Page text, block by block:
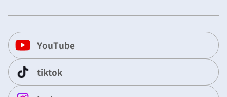
YouTube
tiktok